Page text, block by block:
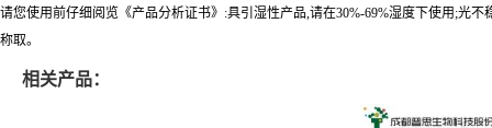
请您使用前仔细阅览《产品分析证书》:具引湿性产品,请在30%-69%湿度下使用;光
称取。
相关产品：